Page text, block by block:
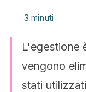
3 minuti
L'egestione
vengono
stati